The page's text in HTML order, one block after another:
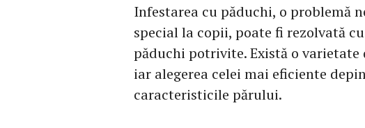
Infestarea cu păduchi, o problemă
special la copii, poate fi rezolvată
păduchi potrivite. Există o
iar alegerea celei mai eficiente
caracteristicile părului.